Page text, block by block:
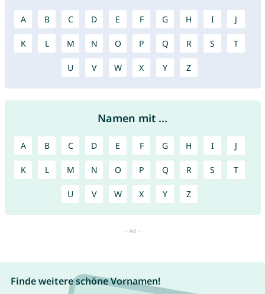
A B C D E F G H I J
K L M N O P Q R S T
U V W X Y Z
Namen mit ...
A B C D E F G H I J
K L M N O P Q R S T
U V W X Y Z
Finde weitere schöne Vornamen!